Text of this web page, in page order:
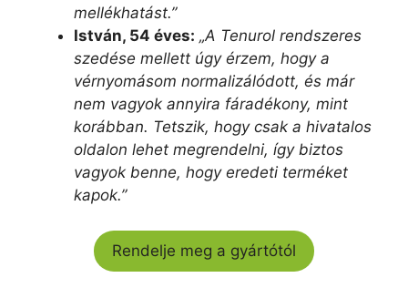
mellékhatást.”
István, 54 éves: „A Tenurol rendszeres
szedése mellett úgy érzem, hogy a
vérnyomásom normalizálódott, és már
nem vagyok annyira fáradékony, mint
korábban. Tetszik, hogy csak a hivatalos
oldalon lehet megrendelni, így biztos
vagyok benne, hogy eredeti terméket
kapok.”
Rendelje meg a gyártótól